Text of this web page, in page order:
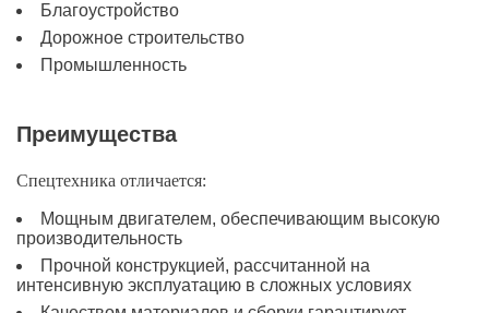
Благоустройство
Дорожное строительство
Промышленность
Преимущества
Спецтехника отличается:
Мощным двигателем, обеспечивающим высокую
производительность
Прочной конструкцией, рассчитанной на
интенсивную эксплуатацию в сложных условиях